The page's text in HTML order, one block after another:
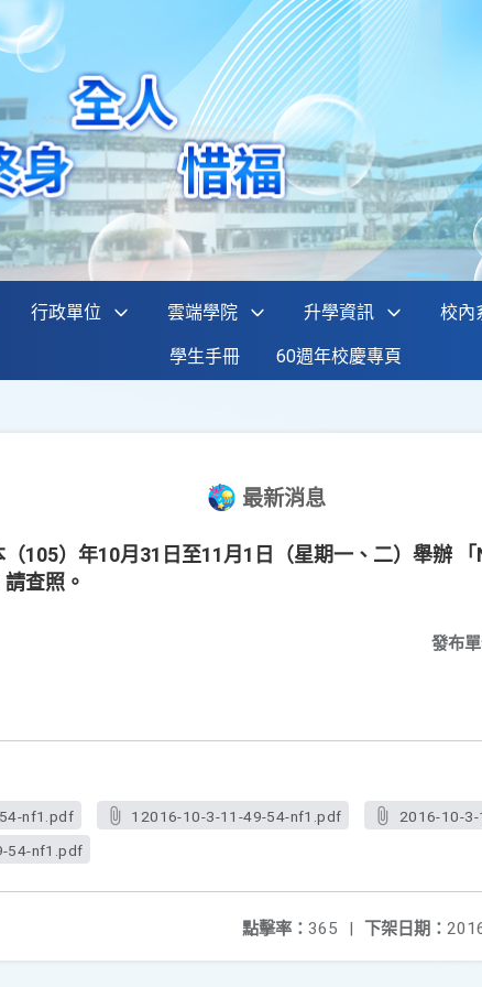
行政單位 雲端學院 升學資訊 校內
學生手冊 60週年校慶專頁
最新消息
105）年10月31日至11月1日（星期一、二）舉辦
查照。
發布單
nf1.pdf 12016-10-3-11-49-54-nf1.pdf
2016-10-
54-nf1.pdf
下架日期：
點擊率： 365 |